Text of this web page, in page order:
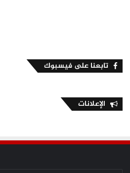
تابعنا على فيسبوك
الإعلانات